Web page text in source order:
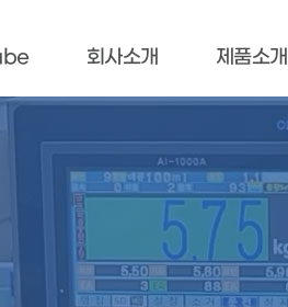
회사소개 제품소개